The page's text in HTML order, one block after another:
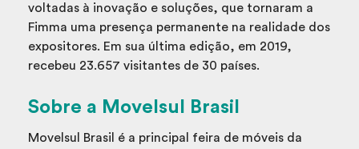
voltadas à inovação e soluções, que tornaram a
Fimma uma presença permanente na realidade dos
expositores. Em sua última edição, em 2019,
recebeu 23.657 visitantes de 30 países.
Sobre a Movelsul Brasil
Movelsul Brasil é a principal feira de móveis da